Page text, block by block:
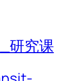
研究课